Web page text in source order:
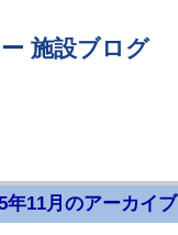
施設ブログ
年11月のアーカイブ